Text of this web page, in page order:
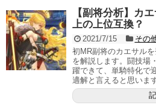
【副将分析】カ
上の上位互換？
2021/7/15
その
初MR副将のカエサル
を解説します。闘技場
躍できて、単騎特化で
適解と言えると思います